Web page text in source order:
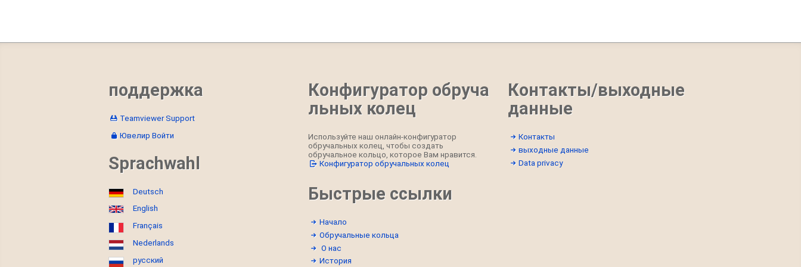
поддержка
Teamviewer Support
Ювелир Войти
Sprachwahl
Deutsch
English
Français
Nederlands
русский
Конфигуратор обруча
льных колец
Используйте наш онлайн-конфигуратор
обручальных колец, чтобы создать
обручальное кольцо, которое Вам нравится.
Конфигуратор обручальных колец
Быстрые ссылки
Начало
Обручальные кольца
О нас
История
Контакты/выходные
данные
Контакты
выходные данные
Data privacy